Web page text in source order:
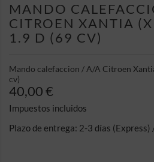
MANDO
CITROEN XANTIA
1.9 D (69 CV)
Mando calefaccion / A/A Citroen
cv)
40,00 €
Impuestos incluidos
Plazo de entrega: 2-3 días (Express)